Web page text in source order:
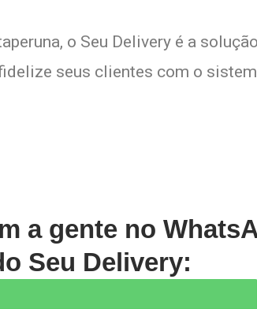
o Seu Delivery é a solução
seus clientes com o
a gente no
Seu Delivery: